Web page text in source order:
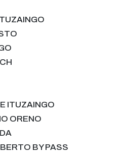
ITUZAINGO
ORENO
BY PASS